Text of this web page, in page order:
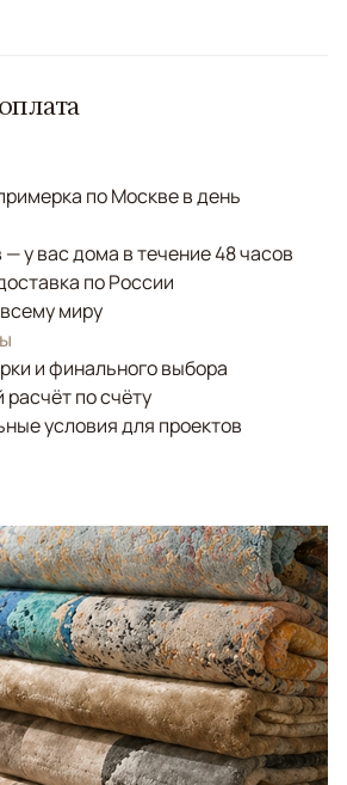
по Москве в день
у вас дома в течение 48 часов
по России
миру
и финального выбора
по счёту
условия для проектов